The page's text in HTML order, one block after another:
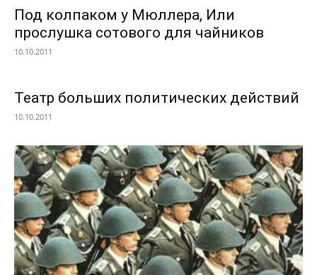
Под колпаком у Мюллера, Или
прослушка сотового для чайников
10.10.2011
Театр больших политических действий
10.10.2011